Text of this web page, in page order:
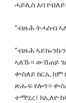
ሓይሊስ እባ
“ብዙሕ ትሓስብ
“ብዙሕ
ኣለኹ። ውሽጠይ
ቍስለይ ከርኢ ከም
ጽሑፍ የሎን።
ተማሂረ፣ ክኢለዮ